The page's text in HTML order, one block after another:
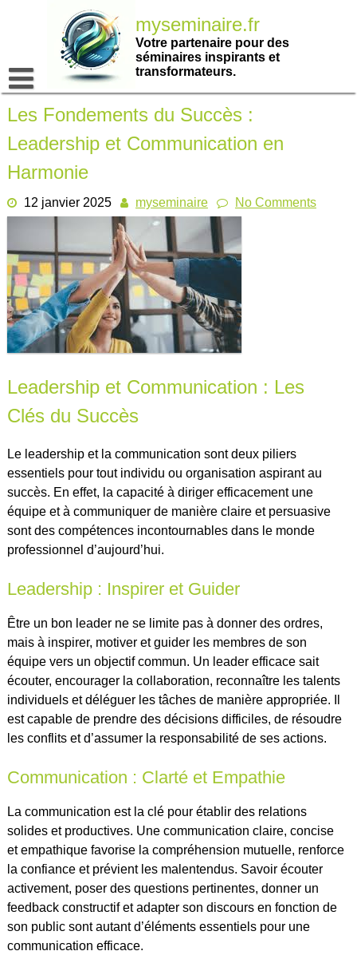
myseminaire.fr
Votre partenaire pour des
séminaires inspirants et
transformateurs.
Les Fondements du Succès :
Leadership et Communication en
Harmonie
12 janvier 2025 myseminaire No Comments
Leadership et Communication : Les
Clés du Succès
Le leadership et la communication sont deux piliers
essentiels pour tout individu ou organisation aspirant au
succès. En effet, la capacité à diriger efficacement une
équipe et à communiquer de manière claire et persuasive
sont des compétences incontournables dans le monde
professionnel d’aujourd’hui.
Leadership : Inspirer et Guider
Être un bon leader ne se limite pas à donner des ordres,
mais à inspirer, motiver et guider les membres de son
équipe vers un objectif commun. Un leader efficace sait
écouter, encourager la collaboration, reconnaître les talents
individuels et déléguer les tâches de manière appropriée. Il
est capable de prendre des décisions difficiles, de résoudre
les conflits et d’assumer la responsabilité de ses actions.
Communication : Clarté et Empathie
La communication est la clé pour établir des relations
solides et productives. Une communication claire, concise
et empathique favorise la compréhension mutuelle, renforce
la confiance et prévient les malentendus. Savoir écouter
activement, poser des questions pertinentes, donner un
feedback constructif et adapter son discours en fonction de
son public sont autant d’éléments essentiels pour une
communication efficace.